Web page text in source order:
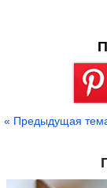
« Предыдущая